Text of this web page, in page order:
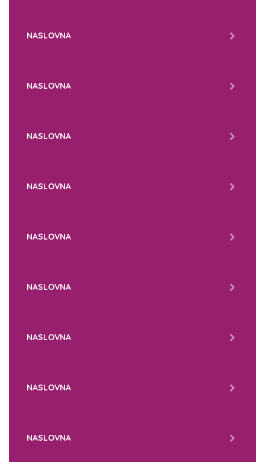
NASLOVNA
NASLOVNA
NASLOVNA
NASLOVNA
NASLOVNA
NASLOVNA
NASLOVNA
NASLOVNA
NASLOVNA